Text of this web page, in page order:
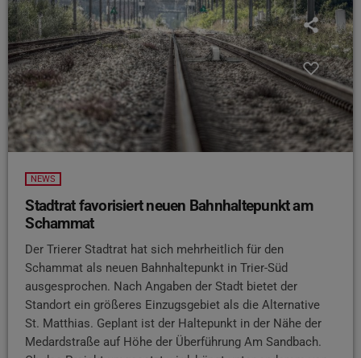
NEWS
Stadtrat favorisiert neuen Bahnhaltepunkt am
Schammat
Der Trierer Stadtrat hat sich mehrheitlich für den
Schammat als neuen Bahnhaltepunkt in Trier-Süd
ausgesprochen. Nach Angaben der Stadt bietet der
Standort ein größeres Einzugsgebiet als die Alternative
St. Matthias. Geplant ist der Haltepunkt in der Nähe der
Medardstraße auf Höhe der Überführung Am Sandbach.